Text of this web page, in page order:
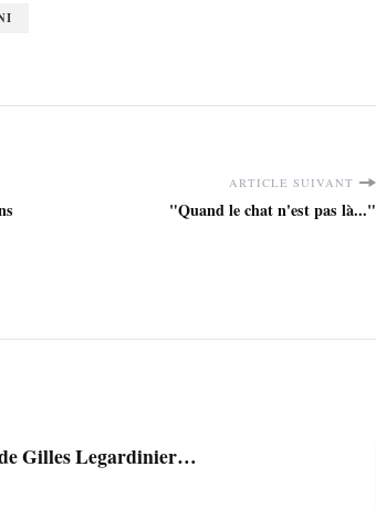
ARTICLE SUIVANT
"Quand le chat n'est pas là..."
Gilles Legardinier…